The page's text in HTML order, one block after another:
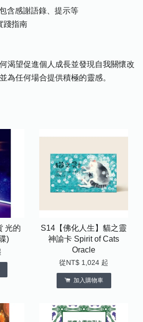
含感謝語錄、提示等
踐指南
渴望促進個人成長並發現自我關懷改
為任何場合提供積極的靈感。
光的
)
S14【佛化人生】貓之靈
神諭卡 Spirit of Cats
Oracle
從 NT$ 1,024 起
加入購物車